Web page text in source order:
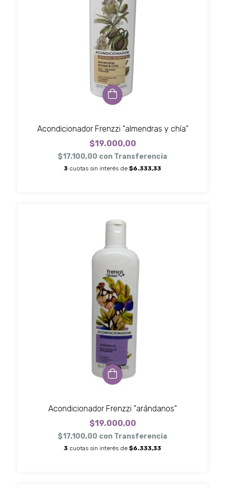
Acondicionador Frenzzi "almendras y chía"
$19.000,00
$17.100,00 con Transferencia
3 cuotas sin interés de $6.333,33
Acondicionador Frenzzi "arándanos"
$19.000,00
$17.100,00 con Transferencia
3 cuotas sin interés de $6.333,33